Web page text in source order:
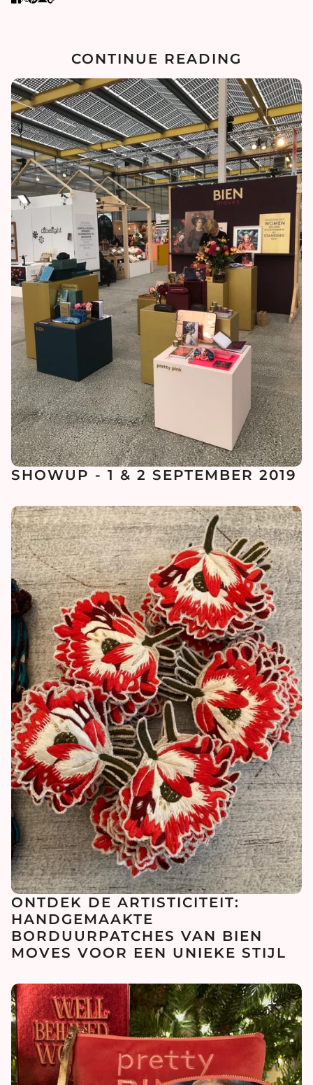
CONTINUE READING
SHOWUP - 1 & 2 SEPTEMBER 2019
ONTDEK DE ARTISTICITEIT:
HANDGEMAAKTE
BORDUURPATCHES VAN BIEN
MOVES VOOR EEN UNIEKE STIJL